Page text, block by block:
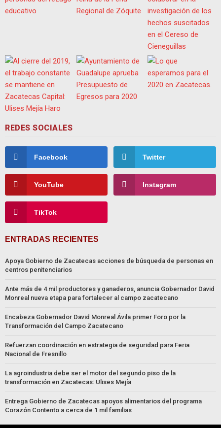
REDES SOCIALES
Facebook Twitter
YouTube Instagram
TikTok
ENTRADAS RECIENTES
Apoya Gobierno de Zacatecas acciones de búsqueda de personas en
centros penitenciarios
Ante más de 4 mil productores y ganaderos, anuncia Gobernador David
Monreal nueva etapa para fortalecer al campo zacatecano
Encabeza Gobernador David Monreal Ávila primer Foro por la
Transformación del Campo Zacatecano
Refuerzan coordinación en estrategia de seguridad para Feria
Nacional de Fresnillo
La agroindustria debe ser el motor del segundo piso de la
transformación en Zacatecas: Ulises Mejía
Entrega Gobierno de Zacatecas apoyos alimentarios del programa
Corazón Contento a cerca de 1 mil familias